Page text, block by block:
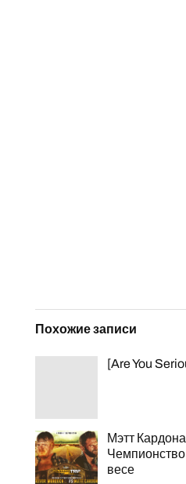
Похожие записи
[Are You
Мэтт
весе